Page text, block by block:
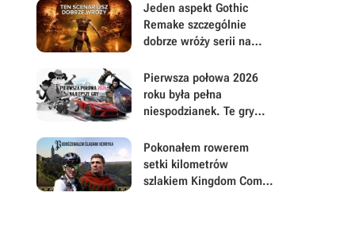
Jeden aspekt Gothic
Remake szczególnie
dobrze wróży serii na
mają powody do dumy
Pierwsza połowa 2026
roku była pełna
niespodzianek. Te gry
uwagę i Wasz czas
Pokonałem rowerem
setki kilometrów
szlakiem Kingdom Come: